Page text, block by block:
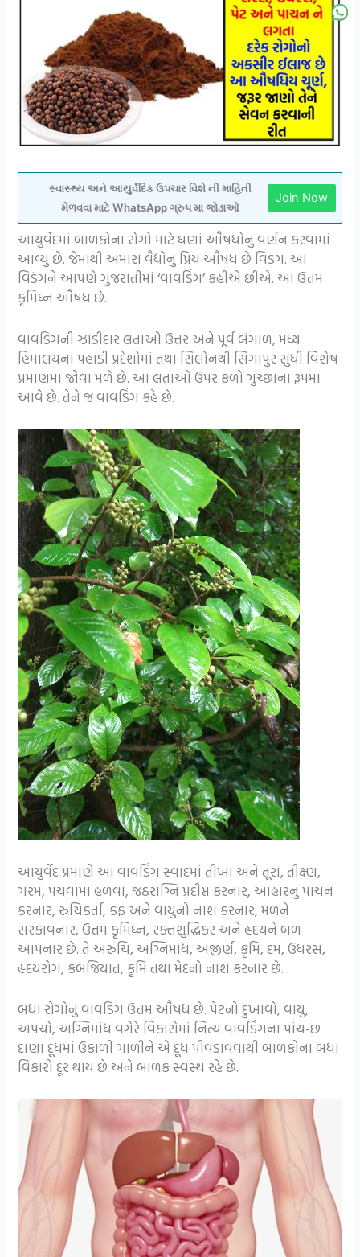
સ્વાસ્થ્ય અને આયુર્વેદિક ઉપચાર વિશે ની માહિતી
મેળવવા માટે WhatsApp ગ્રુપ મા જોડાઓ
Join Now
આયુર્વેદમાં બાળકોના રોગો માટે ઘણાં ઔષધોનું વર્ણન કરવામાં
આવ્યું છે. જેમાંથી અમારા વૈદ્યોનું પ્રિય ઔષધ છે વિડંગ. આ
વિડંગને આપણે ગુજરાતીમાં ‘વાવડિંગ’ કહીએ છીએ. આ ઉત્તમ
કૃમિઘ્ન ઔષધ છે.
વાવડિંગની ઝાડીદાર લતાઓ ઉત્તર અને પૂર્વ બંગાળ, મધ્ય
હિમાલયના પહાડી પ્રદેશોમાં તથા સિલોનથી સિંગાપુર સુધી વિશેષ
પ્રમાણમાં જોવા મળે છે. આ લતાઓ ઉપર ફળો ગુચ્છાના રૂપમાં
આવે છે. તેને જ વાવડિંગ કહે છે.
આયુર્વેદ પ્રમાણે આ વાવડિંગ સ્વાદમાં તીખા અને તૂરા, તીક્ષ્ણ,
ગરમ, પચવામાં હળવા, જઠરાગ્નિ પ્રદીપ્ત કરનાર, આહારનું પાચન
કરનાર, રુચિકર્તા, કફ અને વાયુનો નાશ કરનાર, મળને
સરકાવનાર, ઉત્તમ કૃમિઘ્ન, રક્તશુદ્ધિકર અને હૃદયને બળ
આપનાર છે. તે અરુચિ, અગ્નિમાંદ્ય, અજીર્ણ, કૃમિ, દમ, ઉધરસ,
હૃદયરોગ, કબજિયાત, કૃમિ તથા મેદનો નાશ કરનાર છે.
બધા રોગોનું વાવડિંગ ઉત્તમ ઔષધ છે. પેટનો દુખાવો, વાયુ,
અપચો, અગ્નિમાંદ્ય વગેરે વિકારોમાં નિત્ય વાવડિંગના પાંચ-છ
દાણા દૂધમાં ઉકાળી ગાળીને એ દૂધ પીવડાવવાથી બાળકોના બધા
વિકારો દૂર થાય છે અને બાળક સ્વસ્થ રહે છે.